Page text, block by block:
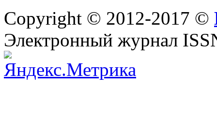
Copyright © 2012-2017 ©
Электронный журнал